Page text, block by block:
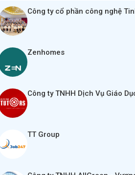
Công ty cổ phần công nghệ
Zenhomes
Công ty TNHH Dịch Vụ Giáo
TT Group